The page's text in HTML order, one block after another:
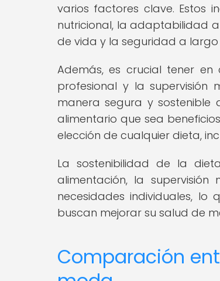
varios factores clave. Estos
nutricional, la adaptabilidad
de vida y la seguridad a largo
Además, es crucial tener
profesional y la
manera segura y
alimentario que sea
elección de cualquier dieta,
La sostenibilidad de la
alimentación, la
necesidades individuales,
buscan mejorar su salud de
Comparación